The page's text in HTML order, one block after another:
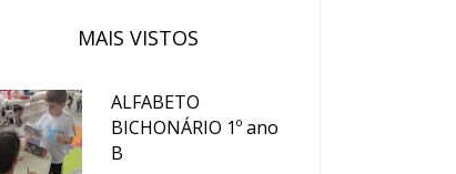
MAIS VISTOS
ALFABETO
BICHONÁRIO 1º ano
B